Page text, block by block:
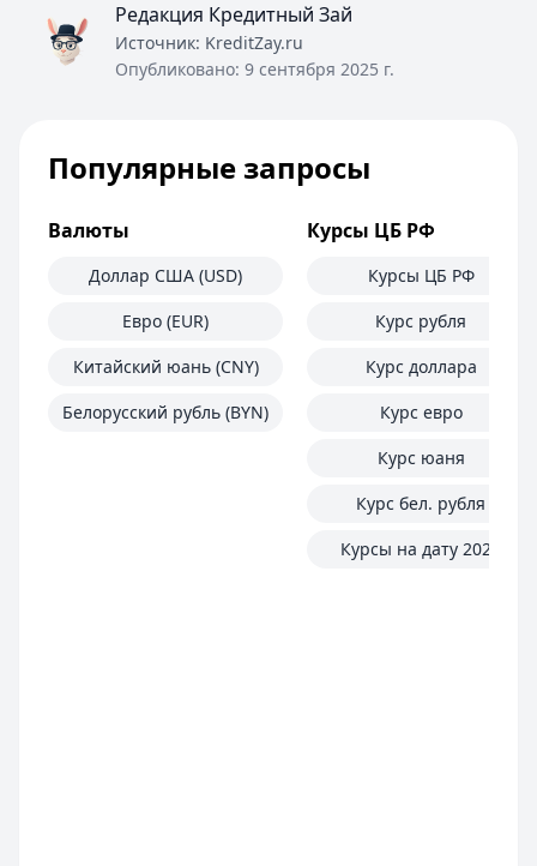
Альфа-Банк
— Апельсиновая карта
Обслуживание:Бесплатно
Рейтинг:4.7
Обслуживание:
— Пенсионная
Обслуживание:Бесплатно
— S7 — T‑Bank Premium
Бесплатно
4.6
Редакция Кредитный Зай
Источник: KreditZay.ru
Опубликовано: 9 сентября 2025 г.
Популярные запросы
Валюты
Доллар США (USD)
Евро (EUR)
Китайский юань (CNY)
Белорусский рубль (BYN)
Курсы ЦБ РФ
Курсы ЦБ РФ
Курс рубля
Курс доллара
Курс евро
Курс юаня
Курс бел. рубля
Курсы на дату 2025